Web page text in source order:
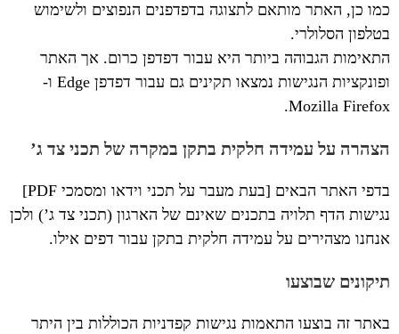
כמו כן, האתר מותאם לתצוגה בדפדפנים הנפוצים ולשימוש
בטלפון הסלולרי.
התאימות הגבוהה ביותר היא עבור דפדפן כרום. אך האתר
ופונקציות הנגישות נמצאו תקינים גם עבור דפדפן Edge ו-
Mozilla Firefox.
הצהרה על עמידה חלקית בתקן במקרה של תכני צד ג’
בדפי האתר הבאים [בעת מעבר על תכני וידאו ומסמכי PDF]
נגישות הדף תלויה בתכנים שאינם של הארגון (תכני צד ג’) ולכן
אנחנו מצהירים על עמידה חלקית בתקן עבור דפים אילו.
תיקונים שבוצעו
באתר זה בוצעו התאמות נגישות קפדניות הכוללות בין היתר